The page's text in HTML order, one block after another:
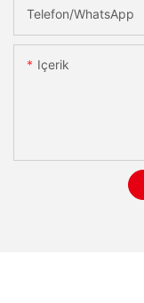
Telefon/WhatsApp
Içerik